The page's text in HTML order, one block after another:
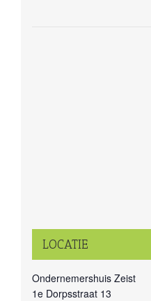
LOCATIE
Ondernemershuis Zeist
1e Dorpsstraat 13